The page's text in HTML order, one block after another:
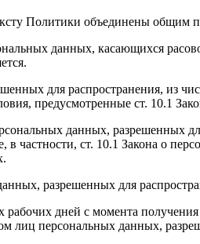
Политики объединены общим
данных, касающихся
для распространения, из
предусмотренные ст. 10.1
данных, разрешенных
в частности, ст. 10.1 Закона о
разрешенных для
рабочих дней с момента
лиц персональных данных,